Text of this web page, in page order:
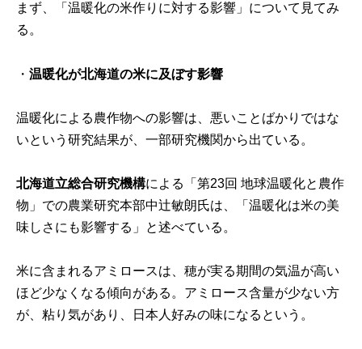
まず、「温暖化の米作りに対する影響」について見てみ
る。
・温暖化が北海道の米に及ぼす影響
温暖化による農作物への影響は、悪いことばかりではな
いという研究結果が、一部研究機関から出ている。
北海道立総合研究機構による
「第23回 地球温暖化と農作
物」 での農業研究本部中辻敏朗氏は、「温暖化は米の美
味しさにも影響する」と述べている。
米に含まれるアミロースは、穂が実る期間の気温が高い
ほど少なくなる傾向がある。アミロース含量が少ない方
が、粘り気があり、日本人好みの味になるという。